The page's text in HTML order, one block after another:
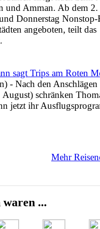
und Amman. Ab dem
Donnerstag Nonstop-
angeboten, teilt das
sagt Trips am Roten
- Nach den Anschlägen
schränken
jetzt ihr
Mehr
...